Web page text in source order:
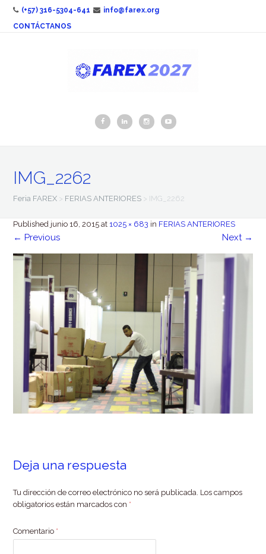
(+57) 316-5304-641
info@farex.org
CONTÁCTANOS
IMG_2262
Feria FAREX > FERIAS ANTERIORES > IMG_2262
Published junio 16, 2015 at 1025 × 683 in FERIAS ANTERIORES
← Previous Next →
Deja una respuesta
Tu dirección de correo electrónico no será publicada. Los campos
obligatorios están marcados con *
Comentario *